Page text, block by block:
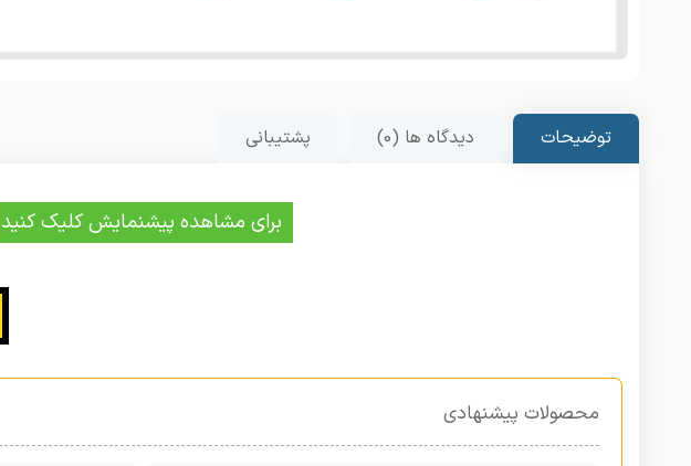
توضیحات دیدگاه ها (0) پشتیبانی
برای مشاهده پیشنمایش کلیک کنید
محصولات پیشنهادی